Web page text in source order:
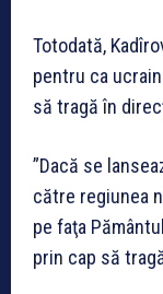
Totodată,
pentru ca
să tragă în
”Dacă se
către regiunea
pe faţa
prin cap să